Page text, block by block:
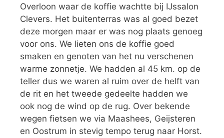
Overloon waar de koffie wachtte bij IJssalon
Clevers. Het buitenterras was al goed bezet
deze morgen maar er was nog plaats genoeg
voor ons. We lieten ons de koffie goed
smaken en genoten van het nu verschenen
warme zonnetje. We hadden al 45 km. op de
teller dus we waren al ruim over de helft van
de rit en het tweede gedeelte hadden we
ook nog de wind op de rug. Over bekende
wegen fietsen we via Maashees, Geijsteren
en Oostrum in stevig tempo terug naar Horst.